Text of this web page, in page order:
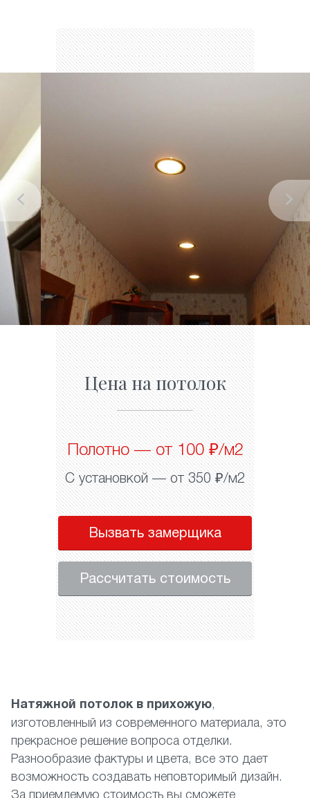
Цена на потолок
Полотно — от 100 ₽/м2
С установкой — от 350 ₽/м2
Вызвать замерщика
Рассчитать стоимость
Натяжной потолок в прихожую,
изготовленный из современного материала, это
прекрасное решение вопроса отделки.
Разнообразие фактуры и цвета, все это дает
возможность создавать неповторимый дизайн.
За приемлемую стоимость вы сможете